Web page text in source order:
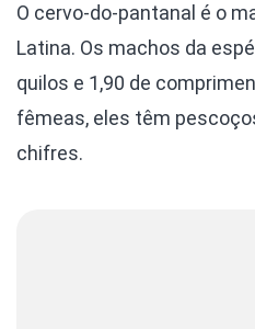
O cervo-do-pantanal é o
Latina. Os machos da
quilos e 1,90 de
fêmeas, eles têm
chifres.